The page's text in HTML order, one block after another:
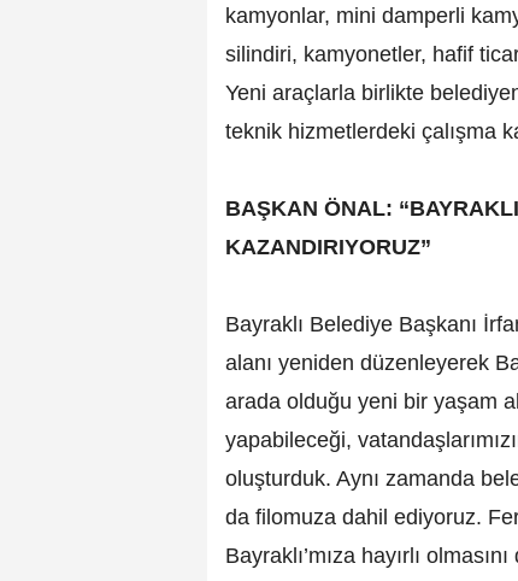
kamyonlar, mini damperli
silindiri, kamyonetler, hafif
Yeni araçlarla birlikte
teknik hizmetlerdeki çalışma
BAŞKAN ÖNAL:
KAZANDIRIYORUZ”
Bayraklı Belediye Başkanı
alanı yeniden düzenleyerek
arada olduğu yeni bir yaşam
yapabileceği,
oluşturduk. Aynı zamanda
da filomuza dahil ediyoruz.
Bayraklı’mıza hayırlı